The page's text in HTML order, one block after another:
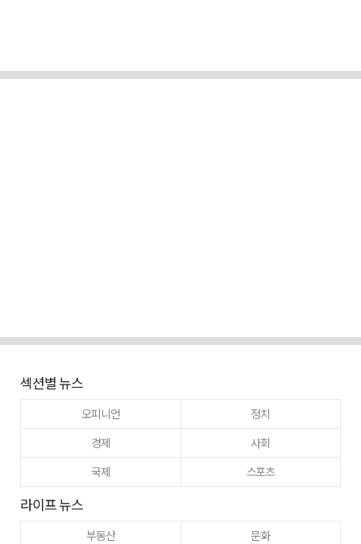
섹션별 뉴스
오피니언
정치
경제
사회
국제
스포츠
라이프 뉴스
부동산
문화